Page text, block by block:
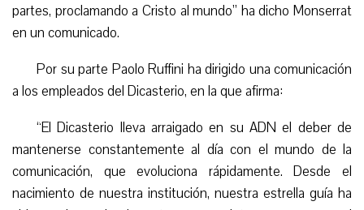
partes, proclamando a Cristo al mundo” ha dicho Monserrat
en un comunicado.
Por su parte Paolo Ruffini ha dirigido una comunicación
a los empleados del Dicasterio, en la que afirma:
“El Dicasterio lleva arraigado en su ADN el deber de
mantenerse constantemente al día con el mundo de la
comunicación, que evoluciona rápidamente. Desde el
nacimiento de nuestra institución, nuestra estrella guía ha